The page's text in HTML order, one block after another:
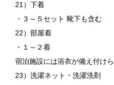
21）下着
・３～５セット 靴下も含む
22）部屋着
・１～２着
宿泊施設には浴衣が備え付け
23）洗濯ネット・洗濯洗剤